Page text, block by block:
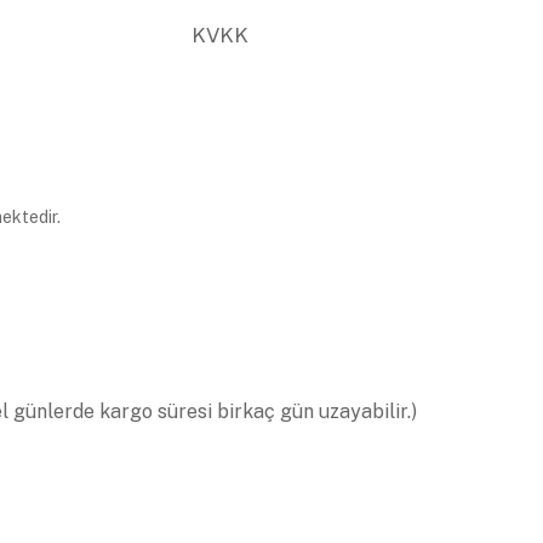
KVKK
günlerde kargo süresi birkaç gün uzayabilir.)